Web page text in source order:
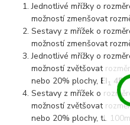
Jednotlivé mřížky o
možností zmenšovat
Sestavy z mřížek o
možností zmenšovat
Jednotlivé mřížky o
možností zvětšovat
nebo 20% plochy, EI1 45
Sestavy z mřížek o
možností zvětšovat
nebo 20% plochy, tl.